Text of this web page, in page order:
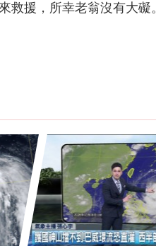
救援，所幸老翁沒有大礙。